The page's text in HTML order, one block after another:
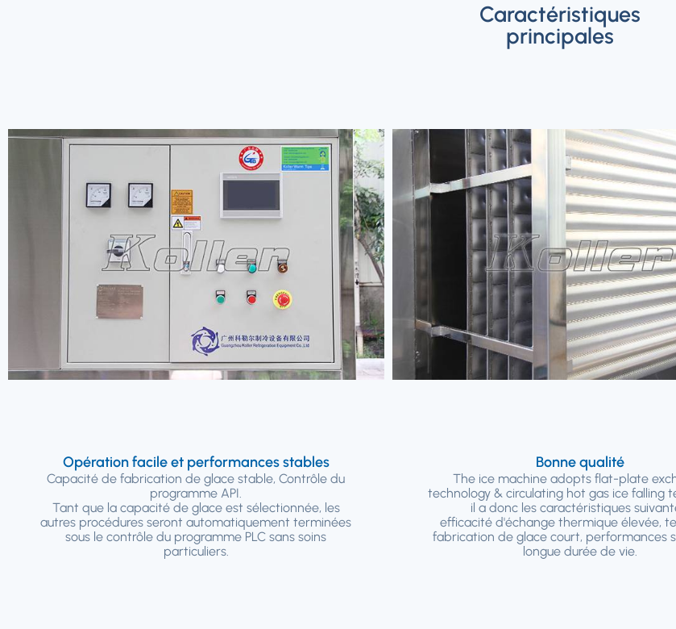
Caractéristiques
principales
Opération facile et performances stables
Capacité de fabrication de glace stable, Contrôle du
programme API.
Tant que la capacité de glace est sélectionnée, les
autres procédures seront automatiquement terminées
sous le contrôle du programme PLC sans soins
particuliers.
Bonne qualité
The ice machine adopts flat-plate
technology & circulating hot gas ice falling
il a donc les caractéristiques
efficacité d'échange thermique élevée,
fabrication de glace court, performances
longue durée de vie.